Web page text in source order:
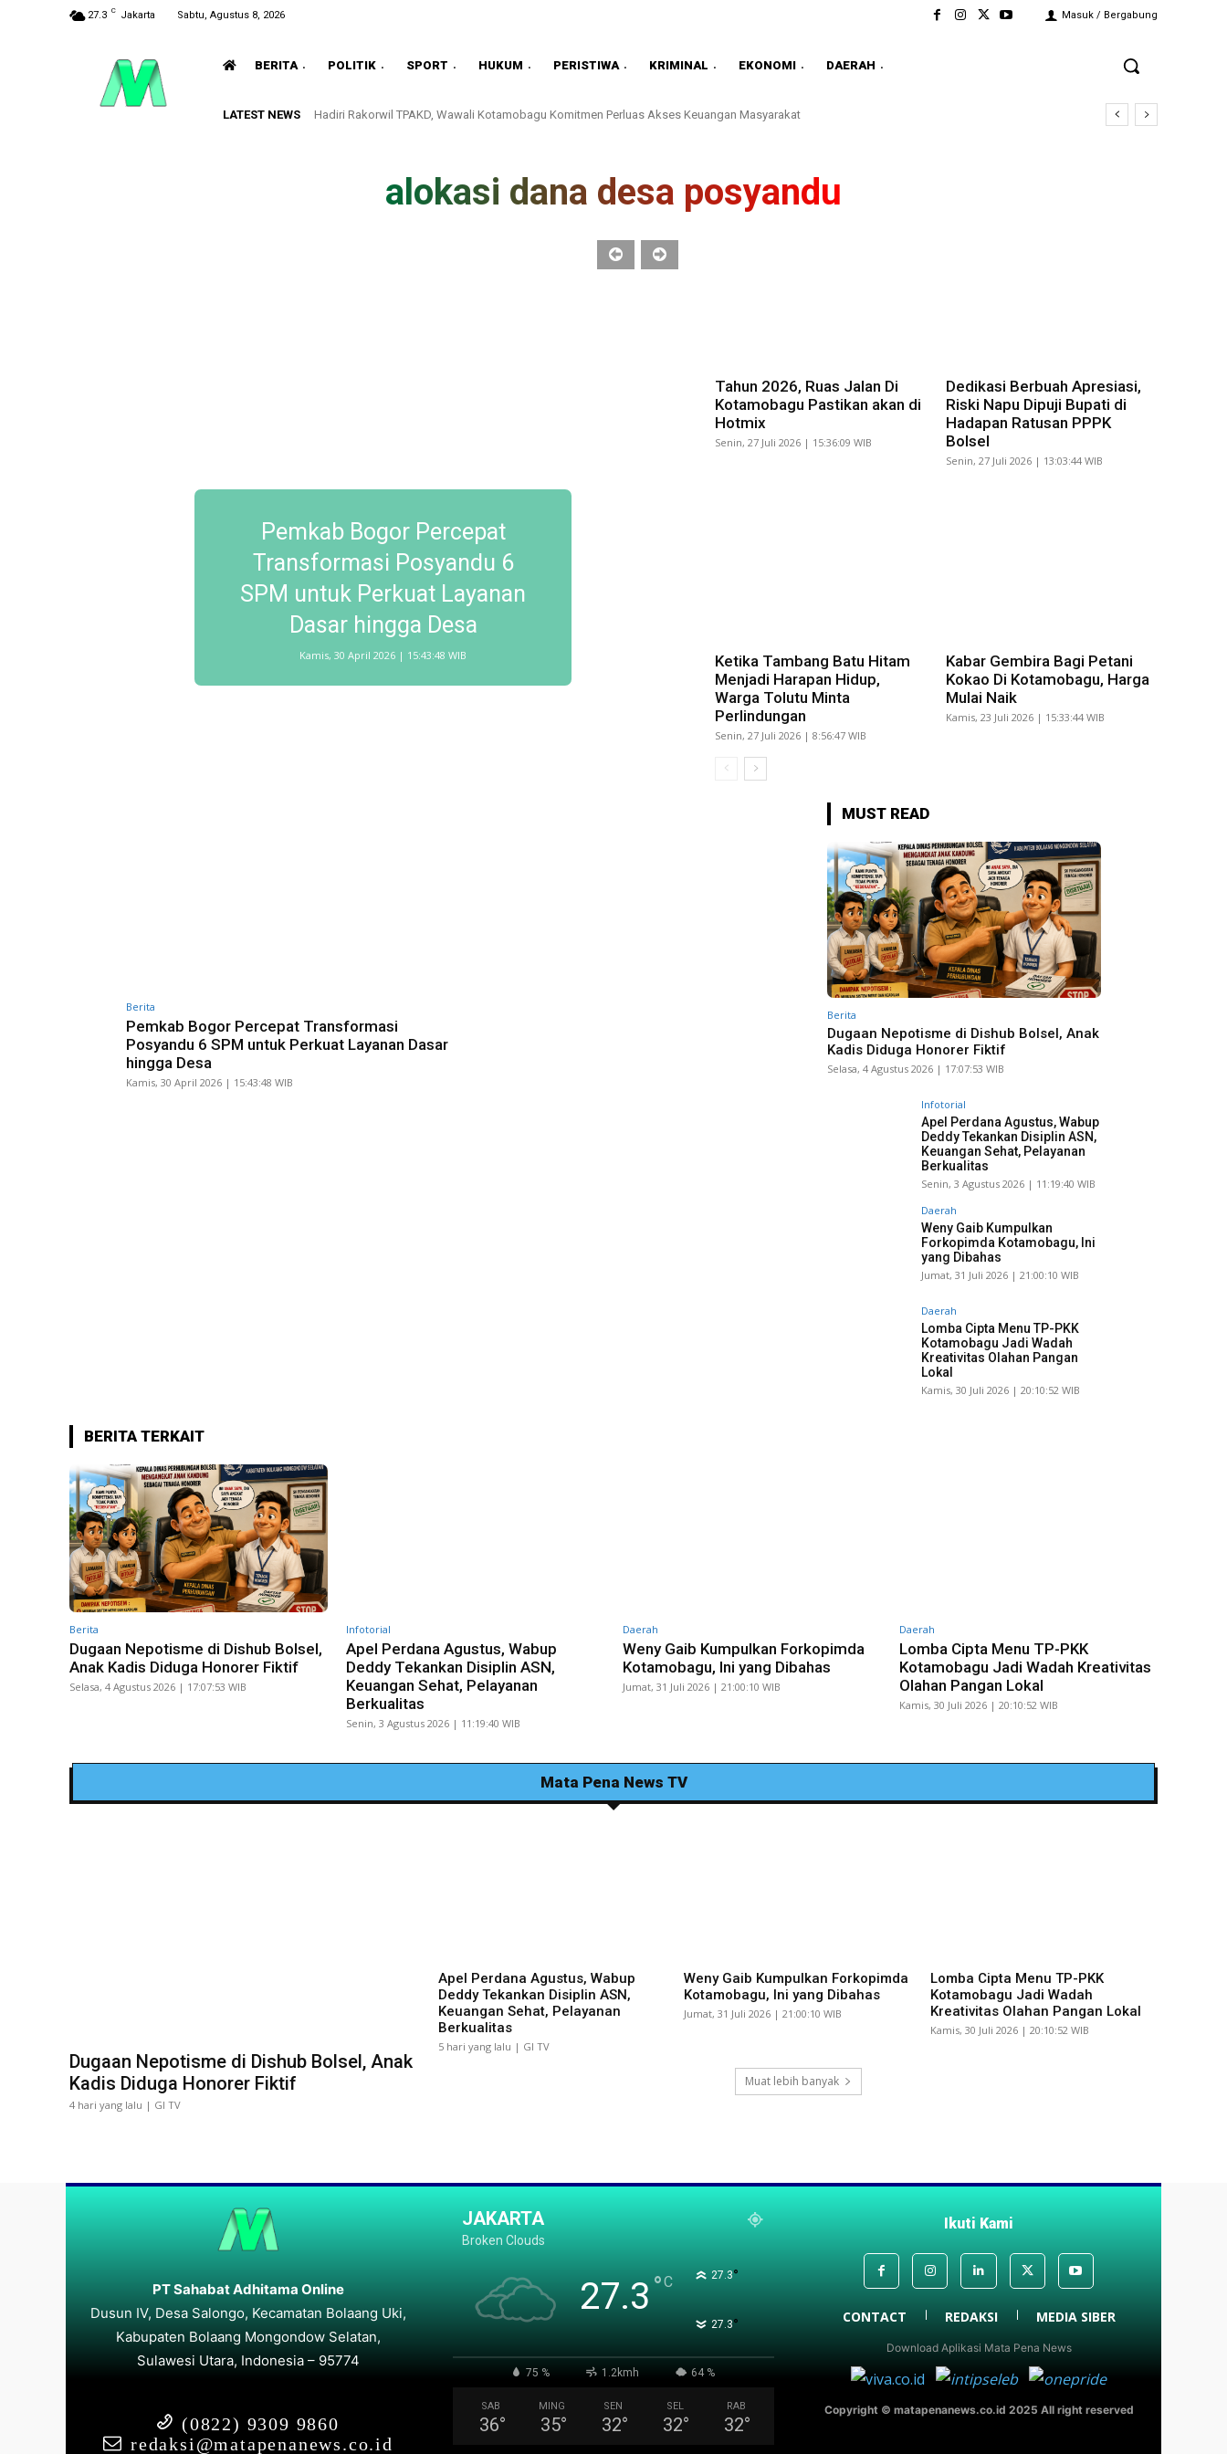
27.3 C Jakarta Sabtu, Agustus 8, 2026 Masuk / Bergabung
BERITA POLITIK SPORT HUKUM PERISTIWA KRIMINAL EKONOMI DAERAH
LATEST NEWS Hadiri Rakorwil TPAKD, Wawali Kotamobagu Komitmen Perluas Akses Keuangan Masyarakat
alokasi dana desa posyandu
Pemkab Bogor Percepat
Transformasi Posyandu 6
SPM untuk Perkuat Layanan
Dasar hingga Desa
Kamis, 30 April 2026 | 15:43:48 WIB
Tahun 2026, Ruas Jalan Di
Kotamobagu Pastikan akan di
Hotmix
Senin, 27 Juli 2026 | 15:36:09 WIB
Dedikasi Berbuah Apresiasi,
Riski Napu Dipuji Bupati di
Hadapan Ratusan PPPK
Bolsel
Senin, 27 Juli 2026 | 13:03:44 WIB
Ketika Tambang Batu Hitam
Menjadi Harapan Hidup,
Warga Tolutu Minta
Perlindungan
Senin, 27 Juli 2026 | 8:56:47 WIB
Kabar Gembira Bagi Petani
Kokao Di Kotamobagu, Harga
Mulai Naik
Kamis, 23 Juli 2026 | 15:33:44 WIB
Berita
Pemkab Bogor Percepat Transformasi
Posyandu 6 SPM untuk Perkuat Layanan Dasar
hingga Desa
Kamis, 30 April 2026 | 15:43:48 WIB
MUST READ
Berita
Dugaan Nepotisme di Dishub Bolsel, Anak
Kadis Diduga Honorer Fiktif
Selasa, 4 Agustus 2026 | 17:07:53 WIB
Infotorial
Apel Perdana Agustus, Wabup
Deddy Tekankan Disiplin ASN,
Keuangan Sehat, Pelayanan
Berkualitas
Senin, 3 Agustus 2026 | 11:19:40 WIB
Daerah
Weny Gaib Kumpulkan
Forkopimda Kotamobagu, Ini
yang Dibahas
Jumat, 31 Juli 2026 | 21:00:10 WIB
Daerah
Lomba Cipta Menu TP-PKK
Kotamobagu Jadi Wadah
Kreativitas Olahan Pangan
Lokal
Kamis, 30 Juli 2026 | 20:10:52 WIB
BERITA TERKAIT
Berita
Dugaan Nepotisme di Dishub Bolsel,
Anak Kadis Diduga Honorer Fiktif
Selasa, 4 Agustus 2026 | 17:07:53 WIB
Infotorial
Apel Perdana Agustus, Wabup
Deddy Tekankan Disiplin ASN,
Keuangan Sehat, Pelayanan
Berkualitas
Senin, 3 Agustus 2026 | 11:19:40 WIB
Daerah
Weny Gaib Kumpulkan Forkopimda
Kotamobagu, Ini yang Dibahas
Jumat, 31 Juli 2026 | 21:00:10 WIB
Daerah
Lomba Cipta Menu TP-PKK
Kotamobagu Jadi Wadah Kreativitas
Olahan Pangan Lokal
Kamis, 30 Juli 2026 | 20:10:52 WIB
Mata Pena News TV
Dugaan Nepotisme di Dishub Bolsel, Anak
Kadis Diduga Honorer Fiktif
4 hari yang lalu | GI TV
Apel Perdana Agustus, Wabup
Deddy Tekankan Disiplin ASN,
Keuangan Sehat, Pelayanan
Berkualitas
5 hari yang lalu | GI TV
Weny Gaib Kumpulkan Forkopimda
Kotamobagu, Ini yang Dibahas
Jumat, 31 Juli 2026 | 21:00:10 WIB
Lomba Cipta Menu TP-PKK
Kotamobagu Jadi Wadah
Kreativitas Olahan Pangan Lokal
Kamis, 30 Juli 2026 | 20:10:52 WIB
Muat lebih banyak
PT Sahabat Adhitama Online
Dusun IV, Desa Salongo, Kecamatan Bolaang Uki,
Kabupaten Bolaang Mongondow Selatan,
Sulawesi Utara, Indonesia – 95774
(0822) 9309 9860
redaksi@matapenanews.co.id
JAKARTA
Broken Clouds
27.3°C 27.3°
27.3°
75 % 1.2kmh 64 %
SAB
36°
MING
35°
SEN
32°
SEL
32°
RAB
32°
Ikuti Kami
CONTACT REDAKSI MEDIA SIBER
Download Aplikasi Mata Pena News
Copyright © matapenanews.co.id 2025 All right reserved